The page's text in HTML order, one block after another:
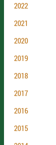
2022
2021
2020
2019
2018
2017
2016
2015